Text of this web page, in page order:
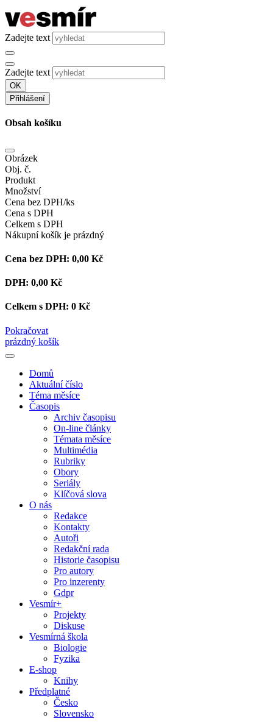
Zadejte text
Zadejte text
OK
Přihlášení
Obsah košíku
Obrázek
Obj. č.
Produkt
Množství
Cena bez DPH/ks
Cena s DPH
Celkem s DPH
Nákupní košík je prázdný
Cena bez DPH: 0,00 Kč
DPH: 0,00 Kč
Celkem s DPH: 0 Kč
Pokračovat
prázdný košík
Domů
Aktuální číslo
Téma měsíce
Časopis
Archiv časopisu
On-line články
Témata měsíce
Multimédia
Rubriky
Obory
Seriály
Klíčová slova
O nás
Redakce
Kontakty
Autoři
Redakční rada
Historie časopisu
Pro autory
Pro inzerenty
Gdpr
Vesmír+
Projekty
Diskuse
Vesmírná škola
Biologie
Fyzika
E-shop
Knihy
Předplatné
Česko
Slovensko